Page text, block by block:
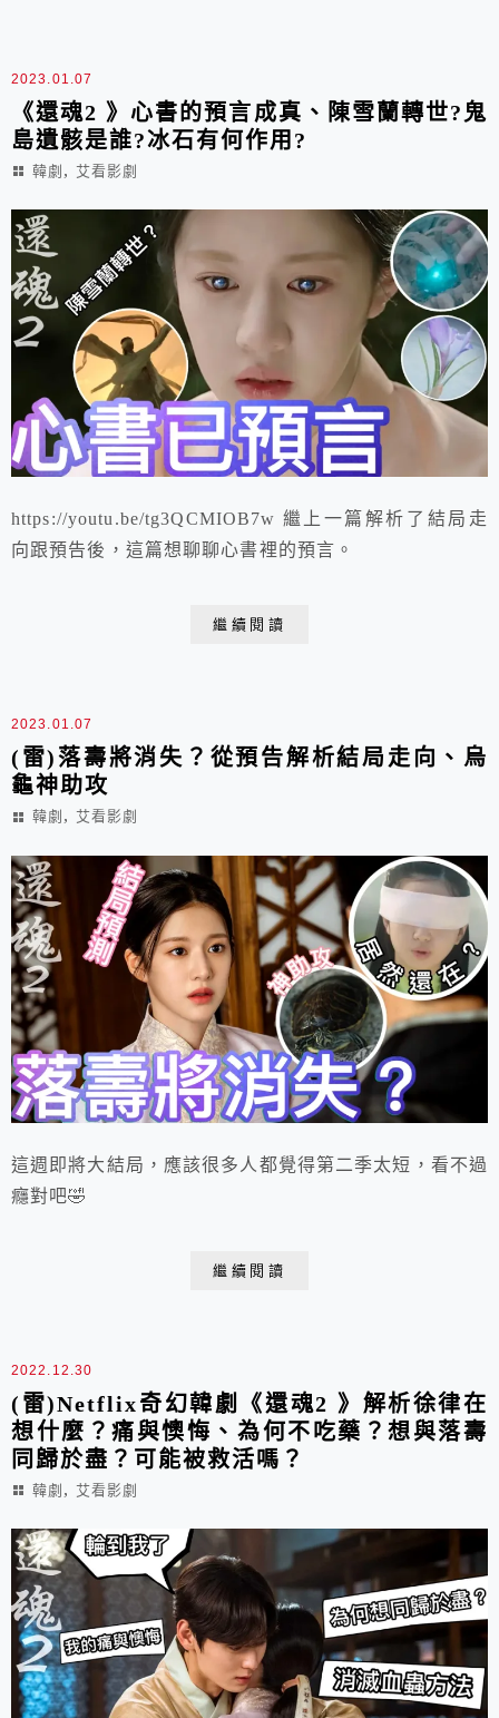
2023.01.07
《還魂2 》心書的預言成真、陳雪蘭轉世?鬼
島遺骸是誰?冰石有何作用?
韓劇 , 艾看影劇
https://youtu.be/tg3QCMIOB7w 繼上一篇解析了結局走
向跟預告後，這篇想聊聊心書裡的預言。
繼續閱讀
2023.01.07
(雷)落壽將消失？從預告解析結局走向、烏
龜神助攻
韓劇 , 艾看影劇
這週即將大結局，應該很多人都覺得第二季太短，看不過
癮對吧🤣
繼續閱讀
2022.12.30
(雷)Netflix奇幻韓劇《還魂2 》解析徐律在
想什麼？痛與懊悔、為何不吃藥？想與落壽
同歸於盡？可能被救活嗎？
韓劇 , 艾看影劇